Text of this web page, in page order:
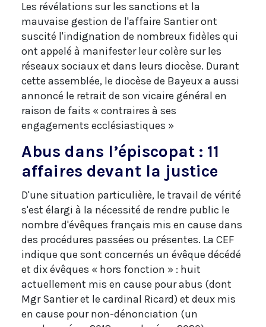
Les révélations sur les sanctions et la
mauvaise gestion de l'affaire Santier ont
suscité l'indignation de nombreux fidèles qui
ont appelé à manifester leur colère sur les
réseaux sociaux et dans leurs diocèse. Durant
cette assemblée, le diocèse de Bayeux a aussi
annoncé le retrait de son vicaire général en
raison de faits « contraires à ses
engagements ecclésiastiques »
Abus dans l’épiscopat : 11
affaires devant la justice
D'une situation particulière, le travail de vérité
s'est élargi à la nécessité de rendre public le
nombre d'évêques français mis en cause dans
des procédures passées ou présentes. La CEF
indique que sont concernés un évêque décédé
et dix évêques « hors fonction » : huit
actuellement mis en cause pour abus (dont
Mgr Santier et le cardinal Ricard) et deux mis
en cause pour non-dénonciation (un